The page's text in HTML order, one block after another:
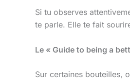
Si tu observes
te parle. Elle te fait
Le « Guide to being a
Sur certaines bouteilles,